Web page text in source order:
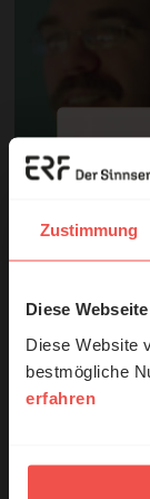
Zustimmung
Diese
Diese Website
bestmögliche
erfahren
Produkte
© Ruth